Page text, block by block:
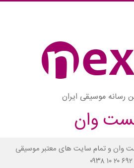
رسانه موسیقی ایران
وان
و تمام سایت های معتبر موسیقی
۰۹۳۸ ۱۰ ۲۰ ۶۹۲